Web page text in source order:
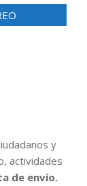
y
actividades
de envío.